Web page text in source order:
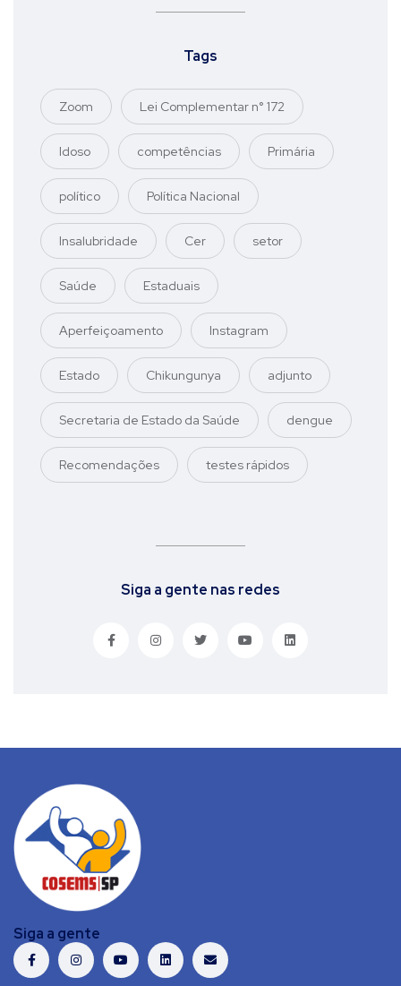
Tags
Zoom Lei Complementar n° 172
Idoso competências Primária
político Política Nacional
Insalubridade Cer setor
Saúde Estaduais
Aperfeiçoamento Instagram
Estado Chikungunya adjunto
Secretaria de Estado da Saúde dengue
Recomendações testes rápidos
Siga a gente nas redes
Siga a gente